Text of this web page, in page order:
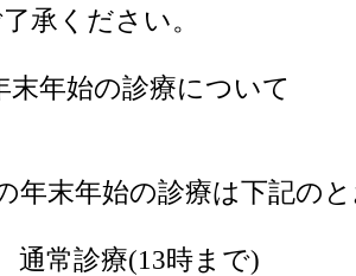
承ください。
年始の診療について
末年始の診療は下記の
通常診療(13時まで)